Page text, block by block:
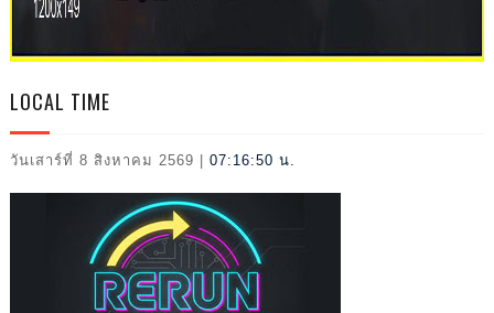
2026
LOCAL TIME
วันเสาร์ที่ 8 สิงหาคม 2569 | 07:16:51 น.